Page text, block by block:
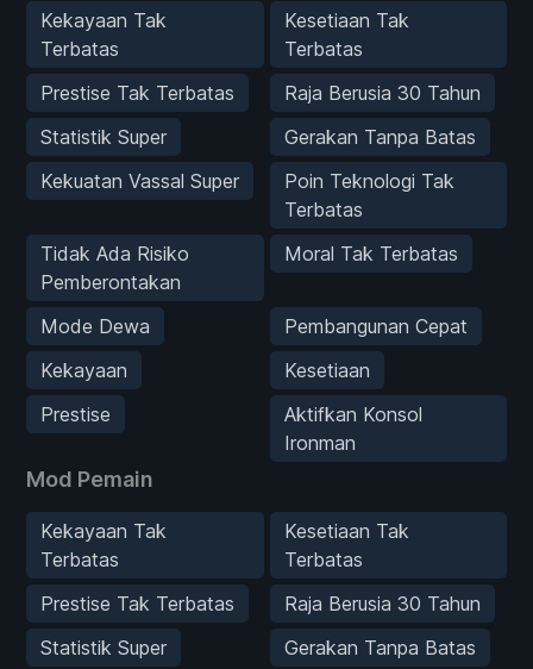
Kekayaan Tak
Terbatas
Kesetiaan Tak
Terbatas
Prestise Tak Terbatas
Raja Berusia 30 Tahun
Statistik Super
Gerakan Tanpa Batas
Kekuatan Vassal Super
Poin Teknologi Tak
Terbatas
Tidak Ada Risiko
Pemberontakan
Moral Tak Terbatas
Mode Dewa
Pembangunan Cepat
Kekayaan
Kesetiaan
Prestise
Aktifkan Konsol
Ironman
Mod Pemain
Kekayaan Tak
Terbatas
Kesetiaan Tak
Terbatas
Prestise Tak Terbatas
Raja Berusia 30 Tahun
Statistik Super
Gerakan Tanpa Batas